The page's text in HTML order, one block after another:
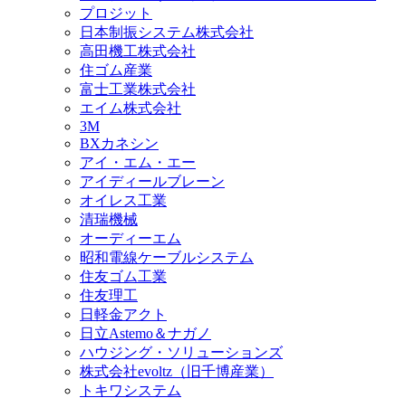
プロジット
日本制振システム株式会社
高田機工株式会社
住ゴム産業
富士工業株式会社
エイム株式会社
3M
BXカネシン
アイ・エム・エー
アイディールブレーン
オイレス工業
清瑞機械
オーディーエム
昭和電線ケーブルシステム
住友ゴム工業
住友理工
日軽金アクト
日立Astemo＆ナガノ
ハウジング・ソリューションズ
株式会社evoltz（旧千博産業）
トキワシステム